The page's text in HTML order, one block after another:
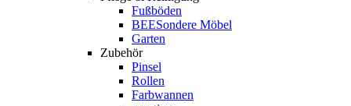
Fußböden
BEESondere Möbel
Garten
Zubehör
Pinsel
Rollen
Farbwannen